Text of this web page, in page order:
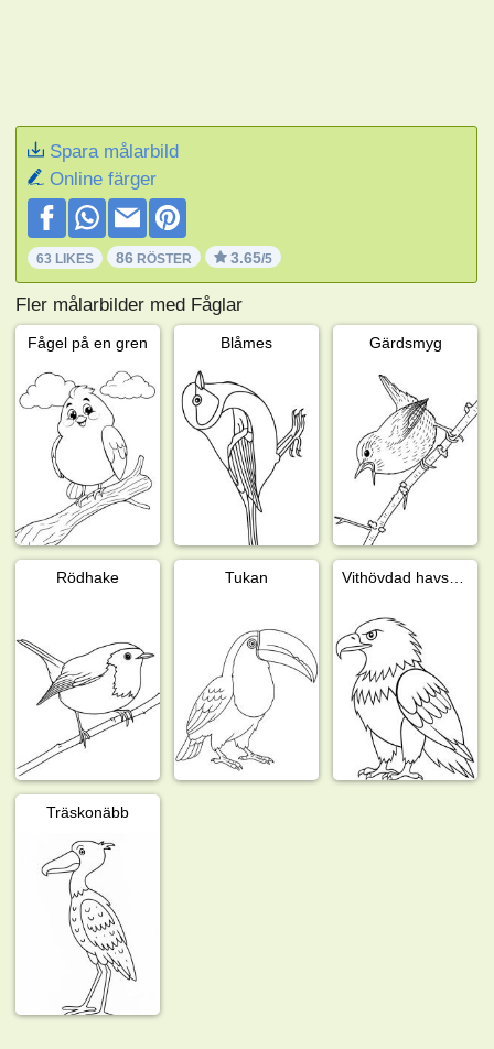
Spara målarbild
Online färger
63 LIKES 86 RÖSTER 3.65/5
Fler målarbilder med Fåglar
Fågel på en gren Blåmes Gärdsmyg
Rödhake Tukan
Träskonäbb